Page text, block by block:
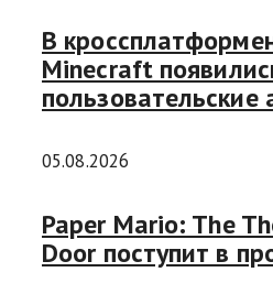
В
Minecraft
05.08.2026
Paper Mario: The
Door поступит в